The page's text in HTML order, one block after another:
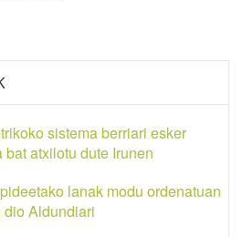
sistema berriari esker
atxilotu dute Irunen
lanak modu ordenatuan
Aldundiari